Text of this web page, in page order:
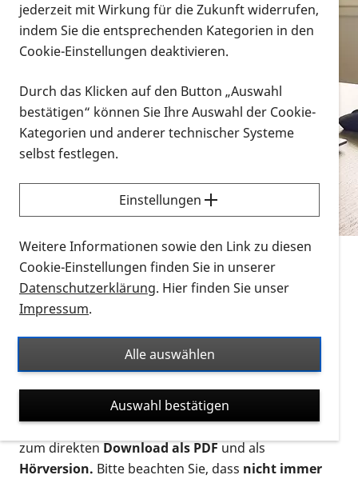
Infomaterial
Infomaterial
Vorlesen
Alle Infomaterialien in verschiedenen
Formaten an einem Ort
Sie möchten wissen, wie Sie nach Infonmaterial
suchen und dieses bestellen bzw. herunterladen
können? Schauen Sie sich dieErklärvideos zum
Thema Infomaterial auf der PRO RETINA-Website
für blinde und sehbehinderte Menschen an.
Auf dieser Seite finden Sie sämtliches Infomaterial
Ort. Nutzen Sie den Formatfilter, um ausschließlich
nach Flyern und Broschüren, Audios oder Videos zu
suchen. Die meisten Flyer und Broschüren werden in
verschiedenen Formaten angeboten: zur
postalischen Bestellung als gedruckte Variante
zum direktenDownload als PDFund als
Hörversion. Bitte beachten Sie, dass nicht immer
jederzeit mit Wirkung für die Zukunft widerrufen,
indem Sie die entsprechenden Kategorien in den
Cookie-Einstellungen deaktivieren.
Durch das Klicken auf den Button „Auswahl
bestätigen“ können Sie Ihre Auswahl der Cookie-
Kategorien und anderer technischer Systeme
selbst festlegen.
Einstellungen
Weitere Informationen sowie den Link zu diesen
Cookie-Einstellungen finden Sie in unserer
Datenschutzerklärung. Hier finden Sie unser
Impressum.
Alle auswählen
Auswahl bestätigen